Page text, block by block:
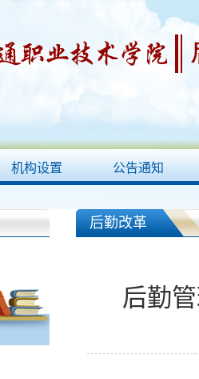
机构设置 公告通知
后勤改革
后勤